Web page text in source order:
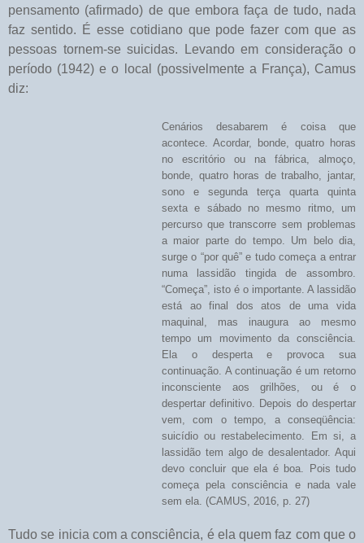
pensamento (afirmado) de que embora faça de tudo, nada
faz sentido. É esse cotidiano que pode fazer com que as
pessoas tornem-se suicidas. Levando em consideração o
período (1942) e o local (possivelmente a França), Camus
diz:
Cenários desabarem é coisa que
acontece. Acordar, bonde, quatro horas
no escritório ou na fábrica, almoço,
bonde, quatro horas de trabalho, jantar,
sono e segunda terça quarta quinta
sexta e sábado no mesmo ritmo, um
percurso que transcorre sem problemas
a maior parte do tempo. Um belo dia,
surge o “por quê” e tudo começa a entrar
numa lassidão tingida de assombro.
“Começa”, isto é o importante. A lassidão
está ao final dos atos de uma vida
maquinal, mas inaugura ao mesmo
tempo um movimento da consciência.
Ela o desperta e provoca sua
continuação. A continuação é um retorno
inconsciente aos grilhões, ou é o
despertar definitivo. Depois do despertar
vem, com o tempo, a conseqüência:
suicídio ou restabelecimento. Em si, a
lassidão tem algo de desalentador. Aqui
devo concluir que ela é boa. Pois tudo
começa pela consciência e nada vale
sem ela. (CAMUS, 2016, p. 27)
Tudo se inicia com a consciência, é ela quem faz com que o